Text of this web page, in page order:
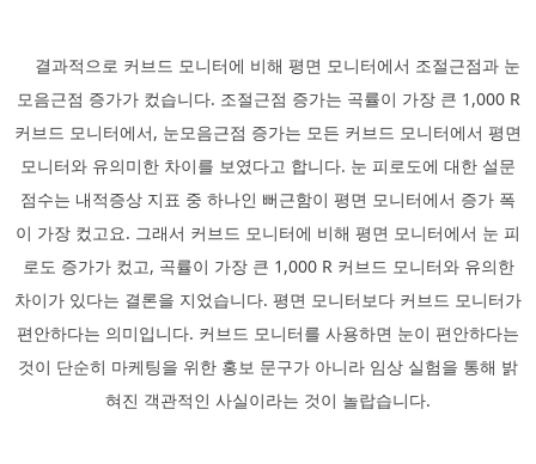
결과적으로 커브드 모니터에 비해 평면 모니터에서 조절근점과 눈
모음근점 증가가 컸습니다. 조절근점 증가는 곡률이 가장 큰 1,000 R
커브드 모니터에서, 눈모음근점 증가는 모든 커브드 모니터에서 평면
모니터와 유의미한 차이를 보였다고 합니다. 눈 피로도에 대한 설문
점수는 내적증상 지표 중 하나인 뻐근함이 평면 모니터에서 증가 폭
이 가장 컸고요. 그래서 커브드 모니터에 비해 평면 모니터에서 눈 피
로도 증가가 컸고, 곡률이 가장 큰 1,000 R 커브드 모니터와 유의한
차이가 있다는 결론을 지었습니다. 평면 모니터보다 커브드 모니터가
편안하다는 의미입니다. 커브드 모니터를 사용하면 눈이 편안하다는
것이 단순히 마케팅을 위한 홍보 문구가 아니라 임상 실험을 통해 밝
혀진 객관적인 사실이라는 것이 놀랍습니다.